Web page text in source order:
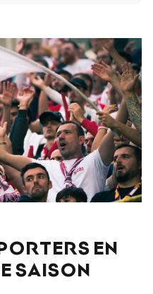
EN
SAISON